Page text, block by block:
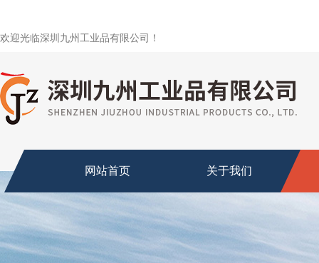
欢迎光临深圳九州工业品有限公司！
网站首页 关于我们